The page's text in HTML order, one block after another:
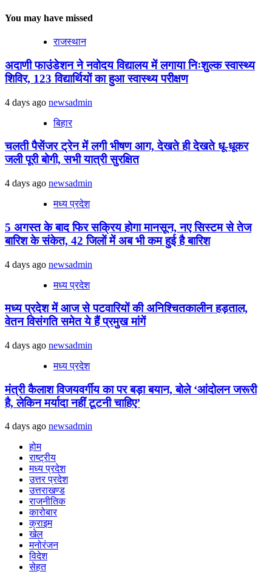
You may have missed
राजस्थान
अदाणी फाउंडेशन ने नवोदय विद्यालय में लगाया निःशुल्क स्वास्थ्य
शिविर, 123 विद्यार्थियों का हुआ स्वास्थ्य परीक्षण
4 days ago newsadmin
बिहार
चलती पैसेंजर ट्रेन में लगी भीषण आग, देखते ही देखते धू-धूकर
जली पूरी बोगी, सभी यात्री सुरक्षित
4 days ago newsadmin
मध्य प्रदेश
5 अगस्त के बाद फिर सक्रिय होगा मानसून, नए सिस्टम से तेज
बारिश के संकेत, 42 जिलों में अब भी कम हुई है बारिश
4 days ago newsadmin
मध्य प्रदेश
मध्य प्रदेश में आज से पटवारियों की अनिश्चितकालीन हड़ताल,
वेतन विसंगति समेत ये हैं प्रमुख मांगें
4 days ago newsadmin
मध्य प्रदेश
मंत्री कैलाश विजयवर्गीय का पर बड़ा बयान, बोले ‘आंदोलन जरूरी
है, लेकिन मर्यादा नहीं टूटनी चाहिए’
4 days ago newsadmin
होम
राष्ट्रीय
मध्य प्रदेश
उत्तर प्रदेश
उत्तराखण्ड
राजनीतिक
कारोबार
क्राइम
खेल
मनोरंजन
विदेश
सेहत